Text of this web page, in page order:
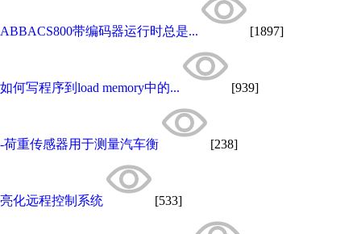
ABBACS800带编码器运行时总是... [1897]
如何写程序到load memory中的... [939]
-荷重传感器用于测量汽车衡 [238]
亮化远程控制系统 [533]